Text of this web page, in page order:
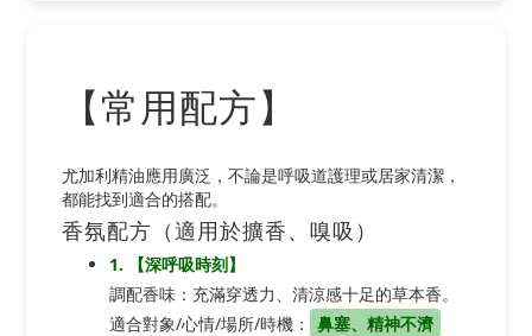
【常用配方】
尤加利精油應用廣泛，不論是呼吸道護理或居家清潔，
都能找到適合的搭配。
香氛配方（適用於擴香、嗅吸）
1. 【深呼吸時刻】
調配香味：充滿穿透力、清涼感十足的草本香。
適合對象/心情/場所/時機：
鼻塞、精神不濟